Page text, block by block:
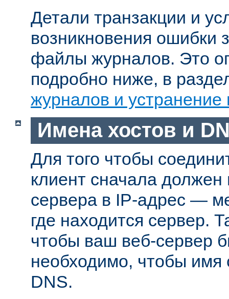
Детали транзакции и
возникновения ошибки
файлы журналов. Это
подробно ниже, в
журналов и устранение
Имена хостов и
Для того чтобы
клиент сначала
сервера в IP-адрес —
где находится сервер.
чтобы ваш веб-сервер
необходимо, чтобы имя
DNS.